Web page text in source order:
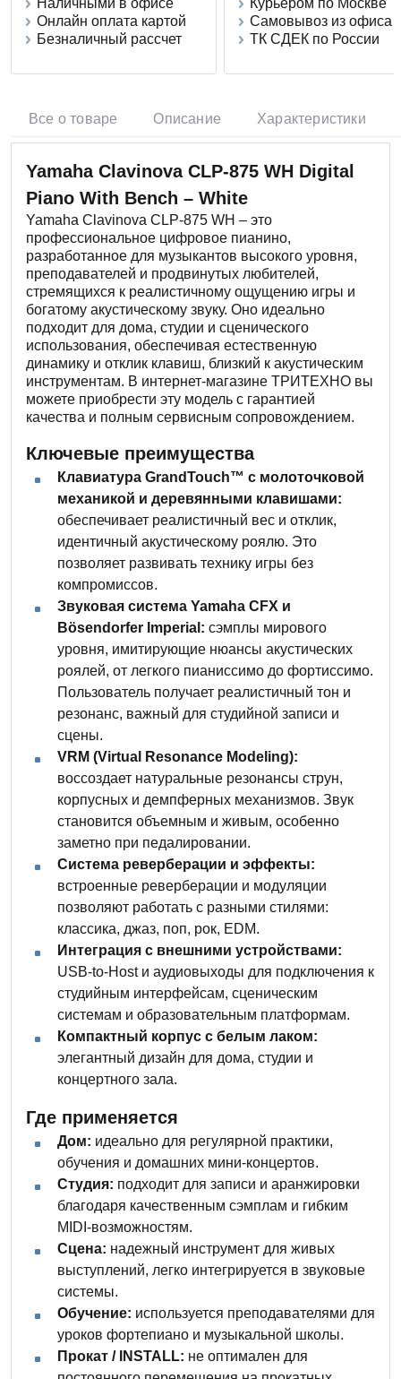
Наличными в офисе
Онлайн оплата картой
Безналичный рассчет
Курьером по Москве
Самовывоз из офиса
ТК СДЕК по России
Все о товаре Описание Характеристики
Yamaha Clavinova CLP-875 WH Digital
Piano With Bench – White
Yamaha Clavinova CLP-875 WH – это
профессиональное цифровое пианино,
разработанное для музыкантов высокого уровня,
преподавателей и продвинутых любителей,
стремящихся к реалистичному ощущению игры и
богатому акустическому звуку. Оно идеально
подходит для дома, студии и сценического
использования, обеспечивая естественную
динамику и отклик клавиш, близкий к акустическим
инструментам. В интернет-магазине ТРИТЕХНО вы
можете приобрести эту модель с гарантией
качества и полным сервисным сопровождением.
Ключевые преимущества
Клавиатура GrandTouch™ с молоточковой
механикой и деревянными клавишами:
обеспечивает реалистичный вес и отклик,
идентичный акустическому роялю. Это
позволяет развивать технику игры без
компромиссов.
Звуковая система Yamaha CFX и
Bösendorfer Imperial: сэмплы мирового
уровня, имитирующие нюансы акустических
роялей, от легкого пианиссимо до фортиссимо.
Пользователь получает реалистичный тон и
резонанс, важный для студийной записи и
сцены.
VRM (Virtual Resonance Modeling):
воссоздает натуральные резонансы струн,
корпусных и демпферных механизмов. Звук
становится объемным и живым, особенно
заметно при педалировании.
Система реверберации и эффекты:
встроенные реверберации и модуляции
позволяют работать с разными стилями:
классика, джаз, поп, рок, EDM.
Интеграция с внешними устройствами:
USB-to-Host и аудиовыходы для подключения к
студийным интерфейсам, сценическим
системам и образовательным платформам.
Компактный корпус с белым лаком:
элегантный дизайн для дома, студии и
концертного зала.
Где применяется
Дом: идеально для регулярной практики,
обучения и домашних мини-концертов.
Студия: подходит для записи и аранжировки
благодаря качественным сэмплам и гибким
MIDI-возможностям.
Сцена: надежный инструмент для живых
выступлений, легко интегрируется в звуковые
системы.
Обучение: используется преподавателями для
уроков фортепиано и музыкальной школы.
Прокат / INSTALL: не оптимален для